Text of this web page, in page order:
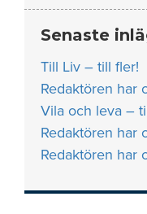
Senaste
Till Liv – till fler!
Redaktören har
Vila och leva –
Redaktören har
Redaktören har